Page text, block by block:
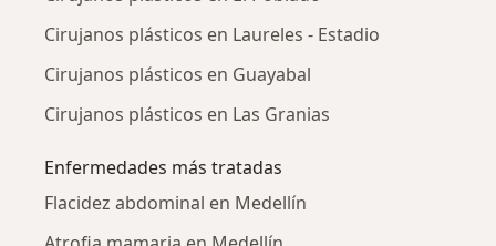
Cirujanos plásticos en Laureles - Estadio
Cirujanos plásticos en Guayabal
Cirujanos plásticos en Las Granias
Enfermedades más tratadas
Flacidez abdominal en Medellín